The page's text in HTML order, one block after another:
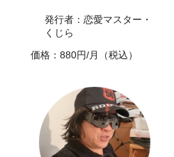
発行者：恋愛マスター・
くじら
価格：880円/月（税込）